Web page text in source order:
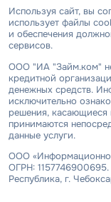
Используя сайт, вы
использует файлы
и обеспечения
сервисов.
ООО "ИА "Займ.ком"
кредитной
денежных средств.
исключительно
решения, касающиеся
принимаются
данные услуги.
ООО
ОГРН:
Республика, г.